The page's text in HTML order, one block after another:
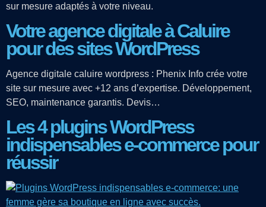
sur mesure adaptés à votre niveau.
Votre agence digitale à Caluire
pour des sites WordPress
Agence digitale caluire wordpress : Phenix Info crée votre
site sur mesure avec +12 ans d’expertise. Développement,
SEO, maintenance garantis. Devis…
Les 4 plugins WordPress
indispensables e-commerce pour
réussir